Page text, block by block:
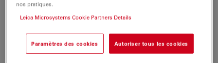
A/D converter
Binning modes
color); 3x3 (mono/color; speed
nos pratiques.
Leica Microsystems Cookie Partners Details
Paramètres des cookies Autoriser tous les cookies